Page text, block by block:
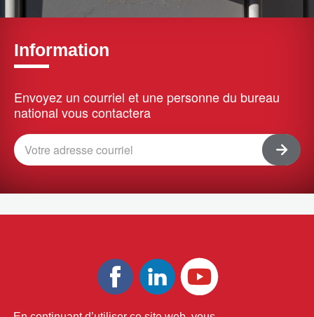
Information
Envoyez un courriel et une personne du bureau
national vous contactera